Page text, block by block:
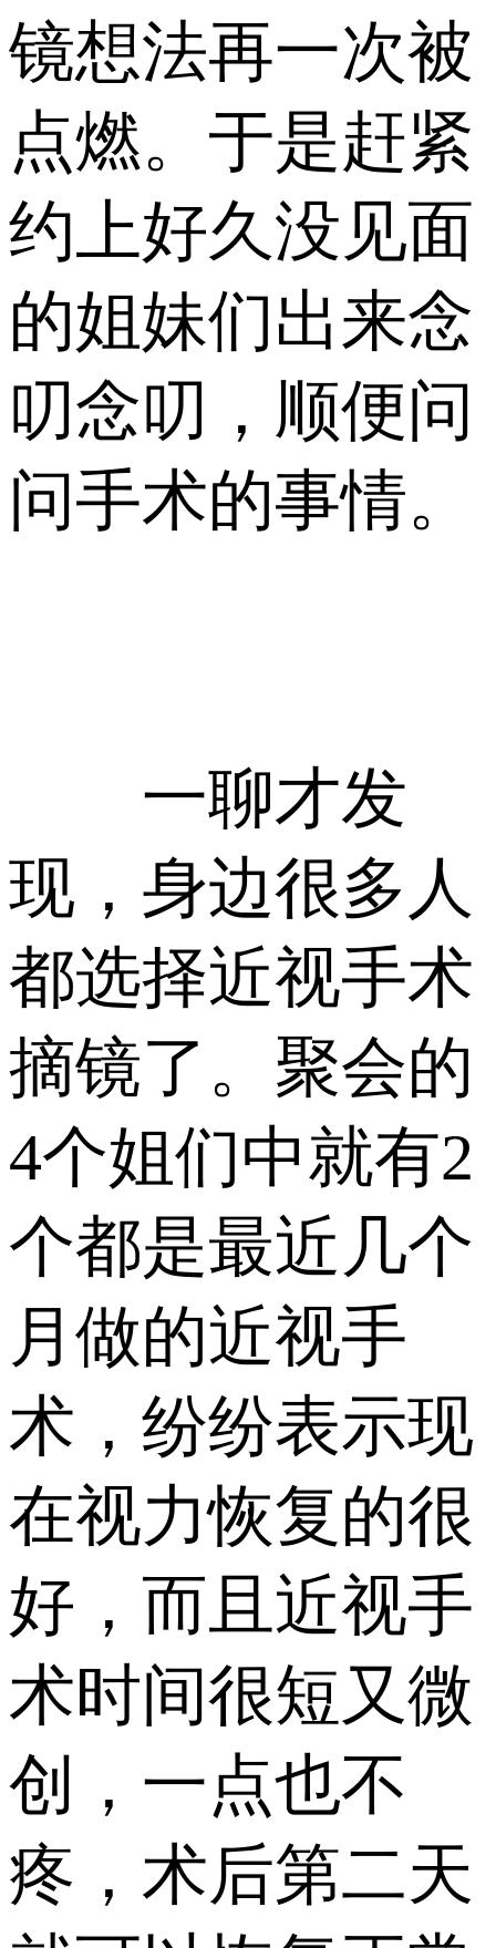
镜想法再一次被
点燃。于是赶紧
约上好久没见面
的姐妹们出来念
叨念叨，顺便问
问手术的事情。
一聊才发
现，身边很多人
都选择近视手术
摘镜了。聚会的
4个姐们中就有2
个都是最近几个
月做的近视手
术，纷纷表示现
在视力恢复的很
好，而且近视手
术时间很短又微
创，一点也不
疼，术后第二天